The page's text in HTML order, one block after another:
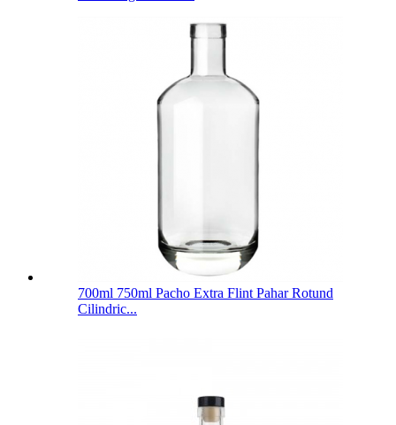
700ml 750ml Pacho Extra Flint Pahar Rotund
Cilindric...